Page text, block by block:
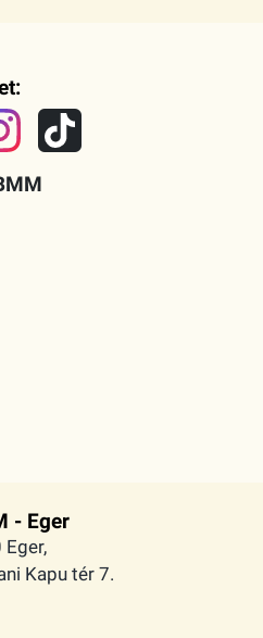
- Eger
Kapu tér 7.